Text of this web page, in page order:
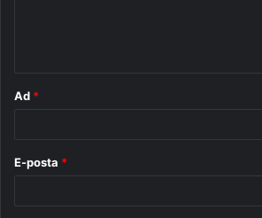
Ad *
E-posta *